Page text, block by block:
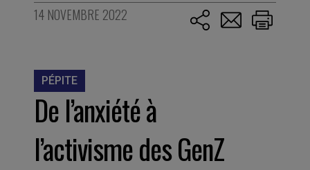
14 NOVEMBRE 2022
PÉPITE
De l’anxiété à
l’activisme des GenZ